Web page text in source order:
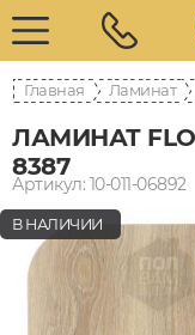
Главная Ламинат
ЛАМИНАТ
8387
Артикул: 10-011-06892
В НАЛИЧИИ